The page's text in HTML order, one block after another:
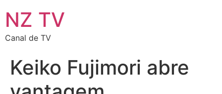
NZ TV
Canal de TV
Keiko Fujimori abre